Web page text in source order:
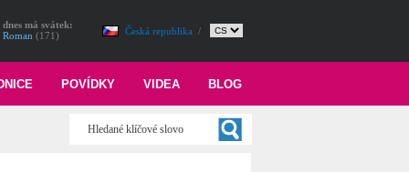
Česká republika /
dnes má svátek:
Roman (171)
BLOG
VIDEA
POVÍDKY